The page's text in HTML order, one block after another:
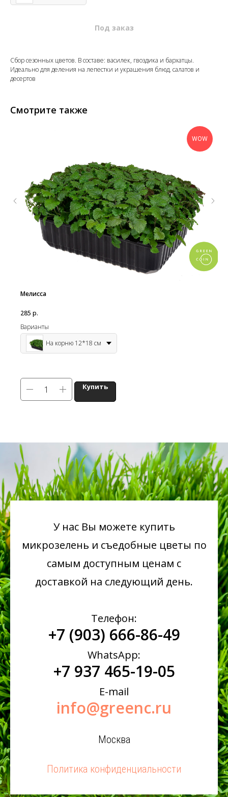
Сбор сезонных цветов. В составе: василек, гвоздика и бархатцы.
Идеально для деления на лепестки и украшения блюд, салатов и
десертов
Смотрите также
WOW
Мелисса
285 р.
Варианты
На корню 12*18 см
Купить
У нас Вы можете купить
микрозелень и съедобные цветы по
самым доступным ценам с
доставкой на следующий день.
Телефон:
+7 (903) 666-86-49
WhatsApp:
+7 937 465-19-05
E-mail
info@greenc.ru
Москва
Политика конфиденциальности